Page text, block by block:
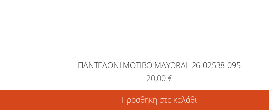
ΠΑΝΤΕΛΟΝΙ ΜΟΤΙΒΟ MAYORAL 26-02538-095
Τιμή
20,00 €
Προσθήκη στο καλάθι